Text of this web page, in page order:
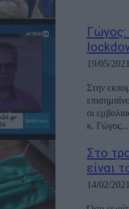
19/05/2021
Στην
οι
κ.
Στο
είναι
14/02/2021